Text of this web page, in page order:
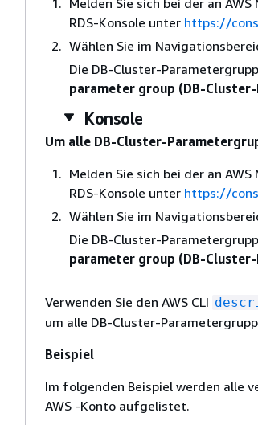
Melden Sie sich bei der an
RDS-Konsole unter https://
Wählen Sie im
Die DB-Cluster-
parameter group (DB-
Konsole
Um alle DB-Cluster-
Melden Sie sich bei der an
RDS-Konsole unter https://
Wählen Sie im
Die DB-Cluster-
parameter group (DB-
Verwenden Sie den AWS CLI
um alle DB-Cluster-
Beispiel
Im folgenden Beispiel werden alle
AWS -Konto aufgelistet.